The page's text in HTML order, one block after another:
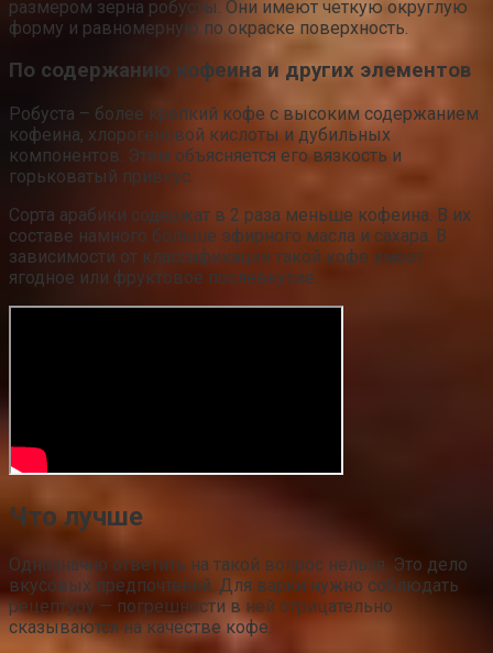
размером зерна робусты. Они имеют четкую округлую
форму и равномерную по окраске поверхность.
По содержанию кофеина и других элементов
Робуста – более крепкий кофе с высоким содержанием
кофеина, хлорогеновой кислоты и дубильных
компонентов. Этим объясняется его вязкость и
горьковатый привкус.
Сорта арабики содержат в 2 раза меньше кофеина. В их
составе намного больше эфирного масла и сахара. В
зависимости от классификации такой кофе имеет
ягодное или фруктовое послевкусие.
Что лучше
Однозначно ответить на такой вопрос нельзя. Это дело
вкусовых предпочтений. Для варки нужно соблюдать
рецептуру — погрешности в ней отрицательно
сказываются на качестве кофе.